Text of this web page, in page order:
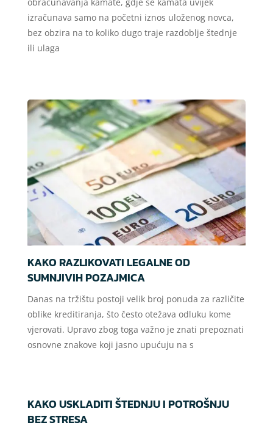
izračunava samo na početni iznos uloženog novca,
bez obzira na to koliko dugo traje razdoblje štednje
ili ulaga
KAKO RAZLIKOVATI LEGALNE OD
SUMNJIVIH POZAJMICA
Danas na tržištu postoji velik broj ponuda za različite
oblike kreditiranja, što često otežava odluku kome
vjerovati. Upravo zbog toga važno je znati prepoznati
osnovne znakove koji jasno upućuju na s
KAKO USKLADITI ŠTEDNJU I POTROŠNJU
BEZ STRESA